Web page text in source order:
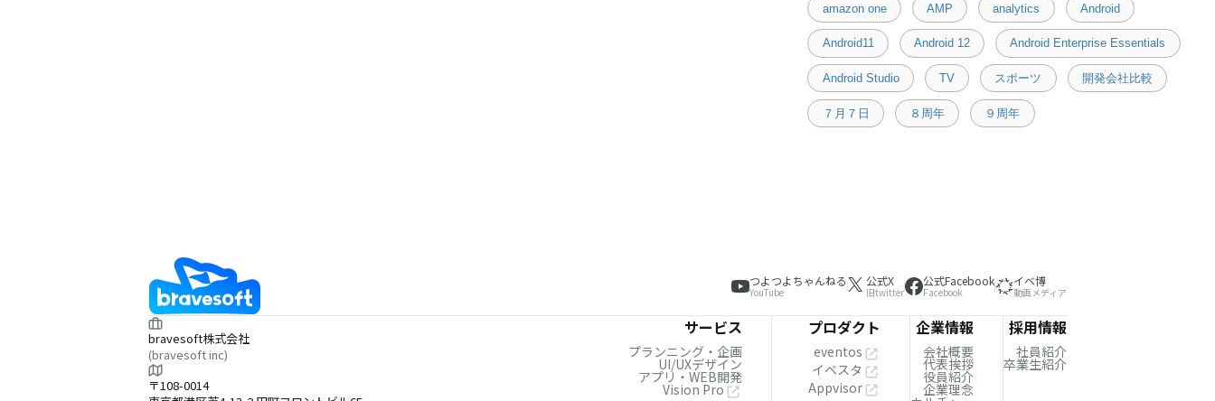
amazon one AMP analytics Android
Android11 Android 12 Android Enterprise Essentials
Android Studio TV スポーツ 開発会社比較
７月７日 ８周年 ９周年
つよつよちゃんねる
YouTube
公式X
旧twitter
公式Facebook
Facebook
イベ博
動画メディア
bravesoft株式会社
(bravesoft inc)
〒108-0014
サービス
プランニング・企画
UI/UXデザイン
アプリ・WEB開発
Vision Pro
プロダクト
eventos
イベスタ
Appvisor
企業情報
会社概要
代表挨拶
役員紹介
企業理念
採用情報
社員紹介
卒業生紹介